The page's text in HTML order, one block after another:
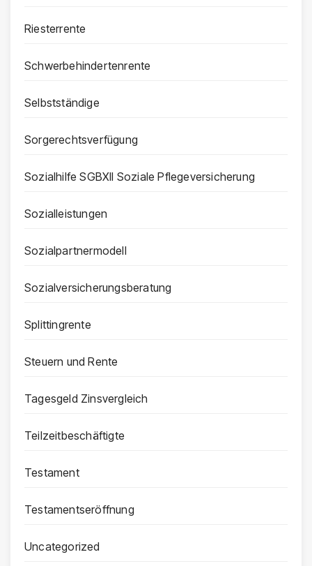
Riesterrente
Schwerbehindertenrente
Selbstständige
Sorgerechtsverfügung
Sozialhilfe SGBXII Soziale Pflegeversicherung
Sozialleistungen
Sozialpartnermodell
Sozialversicherungsberatung
Splittingrente
Steuern und Rente
Tagesgeld Zinsvergleich
Teilzeitbeschäftigte
Testament
Testamentseröffnung
Uncategorized